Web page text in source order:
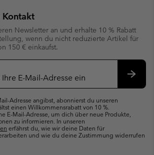
Kontakt
Newsletter an und erhalte 10 % Rabatt
wenn du nicht reduzierte Artikel für
150 € einkaufst.
Adresse angibst, abonnierst du unseren
einen Willkommensrabatt von 10 %.
E-Mail-Adresse, um dich über neue Produkte,
zu informieren. In unseren
erfährst du, wie wir deine Daten für
und wie du deine Zustimmung widerrufen